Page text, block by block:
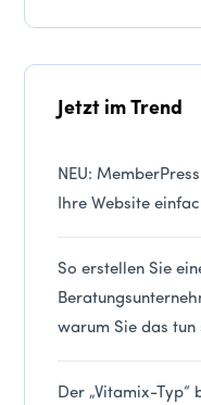
Jetzt im Trend
NEU:
Ihre Website
So erstellen Sie
warum Sie das tun
Der „Vitamix-Typ“